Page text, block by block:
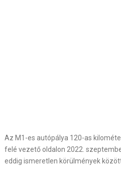
Az M1-es autópálya 120-as
felé vezető oldalon 2022.
eddig ismeretlen körülmények